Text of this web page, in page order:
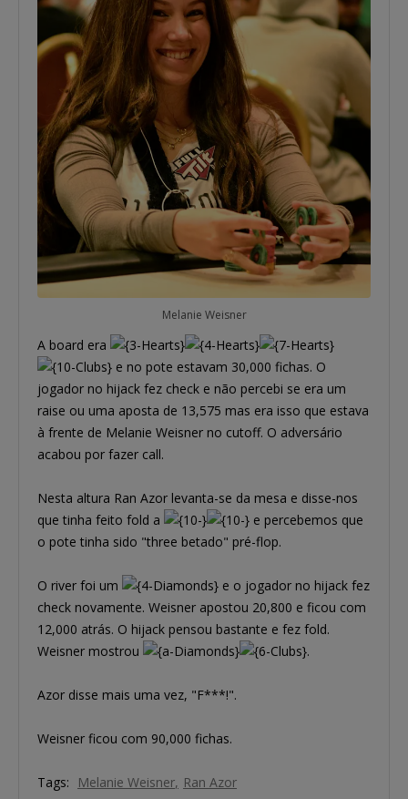
Melanie Weisner
A board era
e no pote estavam 30,000 fichas. O
jogador no hijack fez check e não percebi se era um
raise ou uma aposta de 13,575 mas era isso que estava
à frente de Melanie Weisner no cutoff. O adversário
acabou por fazer call.
Nesta altura Ran Azor levanta-se da mesa e disse-nos
que tinha feito fold a
e percebemos que
o pote tinha sido "three betado" pré-flop.
O river foi um
e o jogador no hijack fez
check novamente. Weisner apostou 20,800 e ficou com
12,000 atrás. O hijack pensou bastante e fez fold.
Weisner mostrou
.
Azor disse mais uma vez, "F***!".
Weisner ficou com 90,000 fichas.
Tags: Melanie Weisner Ran Azor